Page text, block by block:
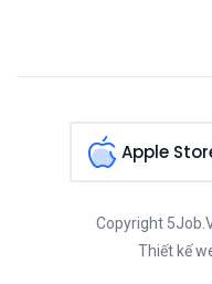
Apple
Copyright
Thiết kế